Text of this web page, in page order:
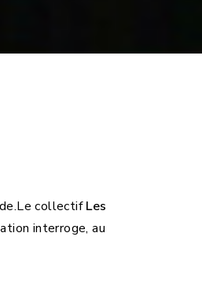
Le collectifLes
interroge, au